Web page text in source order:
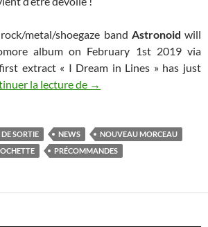
metal/shoegaze band Astronoidwill
album on February 1st 2019 via
extract « I Dream in Lines » has just
la lecture de Astronoid annonce la
→
SORTIE NEWS
NOUVEAU MORCEAU
PRÉCOMMANDES